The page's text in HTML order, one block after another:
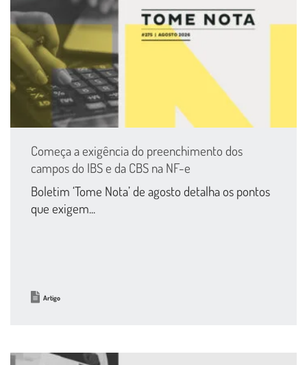
Começa a exigência do preenchimento dos
campos do IBS e da CBS na NF-e
Boletim ‘Tome Nota’ de agosto detalha os pontos
que exigem...
Artigo